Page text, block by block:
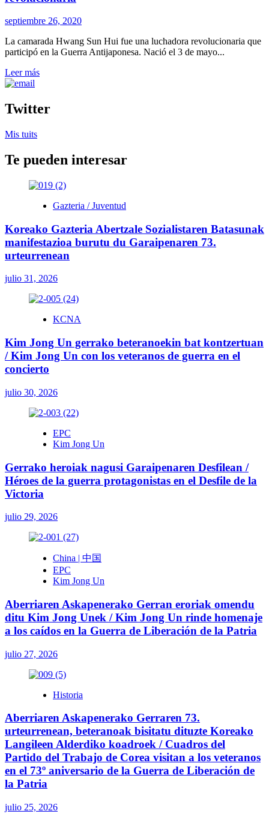
septiembre 26, 2020
La camarada Hwang Sun Hui fue una luchadora revolucionaria que
participó en la Guerra Antijaponesa. Nació el 3 de mayo...
Leer másLeer
de
mujer
revolucionaria
Twitter
Mis tuits
Te pueden interesar
Gazteria / Juventud
Koreako Gazteria Abertzale Sozialistaren Batasunak
manifestazioa burutu du Garaipenaren 73.
urteurrenean
julio 31, 2026
KCNA
Kim Jong Un gerrako beteranoekin bat kontzertuan
/ Kim Jong Un con los veteranos de guerra en el
concierto
julio 30, 2026
EPC
Kim Jong Un
Gerrako heroiak nagusi Garaipenaren Desfilean /
Héroes de la guerra protagonistas en el Desfile de la
Victoria
julio 29, 2026
China | 中国
EPC
Kim Jong Un
Aberriaren Askapenerako Gerran eroriak omendu
ditu Kim Jong Unek / Kim Jong Un rinde homenaje
a los caídos en la Guerra de Liberación de la Patria
julio 27, 2026
Historia
Aberriaren Askapenerako Gerraren 73.
urteurrenean, beteranoak bisitatu dituzte Koreako
Langileen Alderdiko koadroek / Cuadros del
Partido del Trabajo de Corea visitan a los veteranos
en el 73º aniversario de la Guerra de Liberación de
la Patria
julio 25, 2026